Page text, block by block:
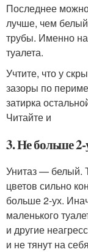
Последнее
лучше, чем
трубы. Именно на
туалета.
Учтите, что у
зазоры по
затирка
Читайте и
3. Не больше 2-
Унитаз — белый.
цветов сильно
больше 2-ух.
маленького
и другие
и не тянут на